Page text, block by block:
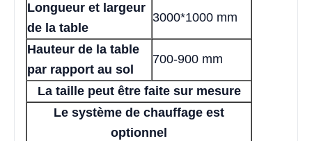
Longueur et largeur
de la table
3000*1000 mm
Hauteur de la table
par rapport au sol
700-900 mm
La taille peut être faite sur mesure
Le système de chauffage est
optionnel